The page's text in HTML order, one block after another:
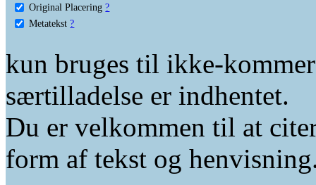
Original Placering ?
Metatekst ?
kun bruges til ikke-
særtilladelse er indhentet.
Du er velkommen til at
form af tekst og